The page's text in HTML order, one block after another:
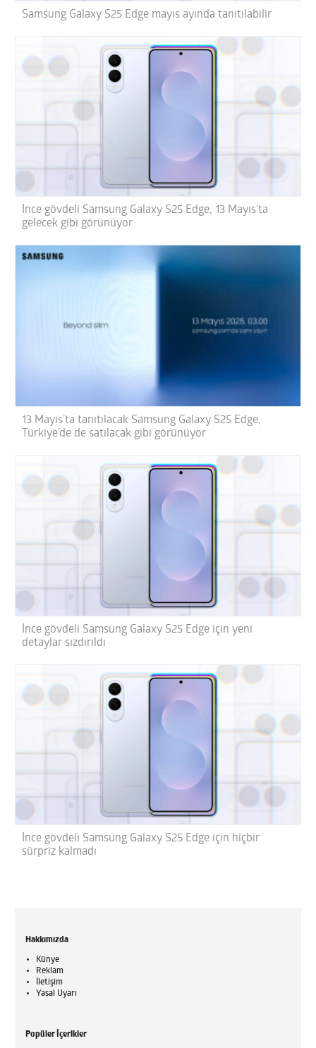
Samsung Galaxy S25 Edge mayıs ayında tanıtılabilir
İnce gövdeli Samsung Galaxy S25 Edge, 13 Mayıs’ta
gelecek gibi görünüyor
13 Mayıs’ta tanıtılacak Samsung Galaxy S25 Edge,
Türkiye’de de satılacak gibi görünüyor
İnce gövdeli Samsung Galaxy S25 Edge için yeni
detaylar sızdırıldı
İnce gövdeli Samsung Galaxy S25 Edge için hiçbir
sürpriz kalmadı
Hakkımızda
Künye
Reklam
İletişim
Yasal Uyarı
Popüler İçerikler